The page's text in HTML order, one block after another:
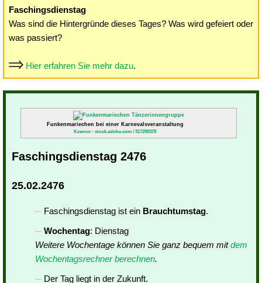
Faschingsdienstag
Was sind die Hintergründe dieses Tages? Was wird gefeiert oder
was passiert?
Hier erfahren Sie mehr dazu.
Funkenmariechen bei einer Karnevalsveranstaltung
Kzenon - stock.adobe.com / 317205378
Faschingsdienstag 2476
25.02.2476
Faschingsdienstag ist ein Brauchtumstag.
Wochentag: Dienstag
Weitere Wochentage können Sie ganz bequem mitdem
Wochentagsrechner berechnen.
Der Tag liegt in der Zukunft.